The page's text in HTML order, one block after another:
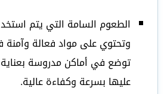
الطعوم السامة التي يتم
وتحتوي على مواد فعالة
توضع في أماكن مدروسة بعناية
عليها بسرعة وكفاءة عالية.